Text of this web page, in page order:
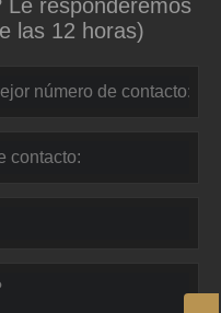
Le responderemos
las 12 horas)